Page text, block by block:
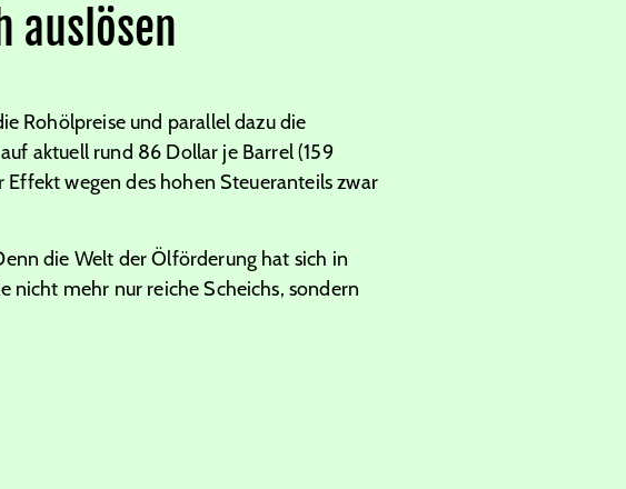
auslösen
Rohölpreise und parallel dazu die
aktuell rund 86 Dollar je Barrel (159
wegen des hohen Steueranteils zwar
die Welt der Ölförderung hat sich in
nicht mehr nur reiche Scheichs, sondern